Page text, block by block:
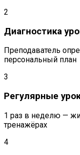
2
Диагностика
Преподаватель
персональный план
3
Регулярные
1 раз в неделю —
тренажёрах
4